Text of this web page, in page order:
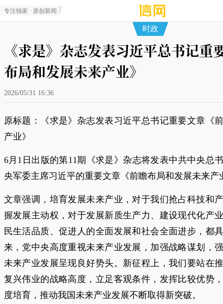
专注独家 · 原创新闻
时政
《求是》杂志发表习近平总书记重
布局和发展未来产业》
2026/05/31 16:36
原标题：《求是》杂志发表习近平总书记重要文章《
产业》
6月1日出版的第11期《求是》杂志将发表中共中央总
央军委主席习近平的重要文章《前瞻布局和发展未来产
文章强调，培育发展未来产业，对于我们抢占科技和
握发展主动权，对于发展新质生产力、建设现代化产
民生活品质、促进人的全面发展和社会全面进步，都
来，党中央高度重视未来产业发展，加强战略谋划，
未来产业发展呈现良好势头。新征程上，我们要站在
复兴伟业的战略高度，立足客观条件，发挥比较优势
度培育，推动我国未来产业发展不断取得新突破。